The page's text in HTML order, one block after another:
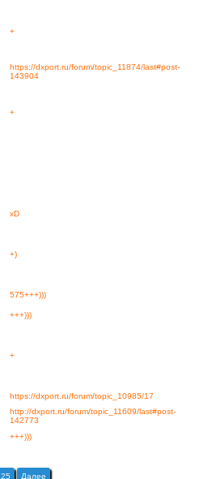
+
https://dxport.ru/forum/topic_11874/last#post-
143904
+
xD
+)
575+++)))
+++)))
+
https://dxport.ru/forum/topic_10985/17
http://dxport.ru/forum/topic_11609/last#post-
142773
+++)))
25 Далее